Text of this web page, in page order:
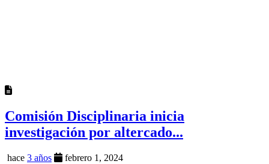
Comisión Disciplinaria inicia
investigación por altercado...
hace 3 años febrero 1, 2024